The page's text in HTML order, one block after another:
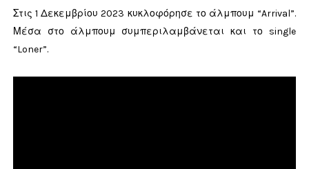
Στις 1 Δεκεμβρίου 2023 κυκλοφόρησε το άλμπουμ “Arrival”.
Μέσα στο άλμπουμ συμπεριλαμβάνεται και το single
“Loner”.